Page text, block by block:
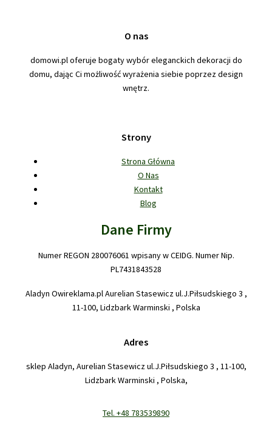
O nas
domowi.pl oferuje bogaty wybór eleganckich dekoracji do
domu, dając Ci możliwość wyrażenia siebie poprzez design
wnętrz.
Strony
Strona Główna
O Nas
Kontakt
Blog
Dane Firmy
Numer REGON 280076061 wpisany w CEIDG. Numer Nip.
PL7431843528
Aladyn Owireklama.pl Aurelian Stasewicz ul.J.Piłsudskiego 3 ,
11-100, Lidzbark Warminski , Polska
Adres
sklep Aladyn, Aurelian Stasewicz ul.J.Piłsudskiego 3 , 11-100,
Lidzbark Warminski , Polska,
Tel. +48 783539890